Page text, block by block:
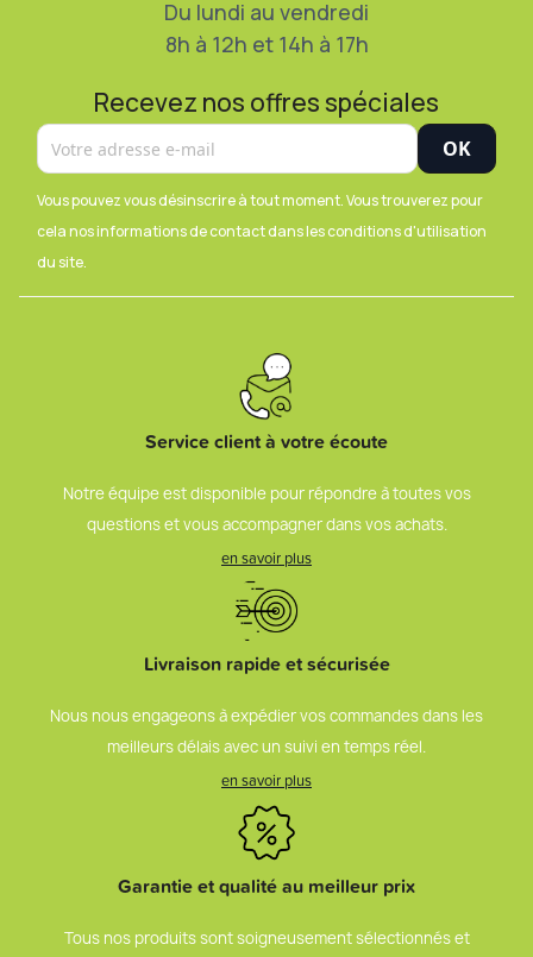
Du lundi au vendredi
8h à 12h et 14h à 17h
Recevez nos offres spéciales
Vous pouvez vous désinscrire à tout moment. Vous trouverez pour
cela nos informations de contact dans les conditions d'utilisation
du site.
Service client à votre écoute
Notre équipe est disponible pour répondre à toutes vos
questions et vous accompagner dans vos achats.
en savoir plus
Livraison rapide et sécurisée
Nous nous engageons à expédier vos commandes dans les
meilleurs délais avec un suivi en temps réel.
en savoir plus
Garantie et qualité au meilleur prix
Tous nos produits sont soigneusement sélectionnés et